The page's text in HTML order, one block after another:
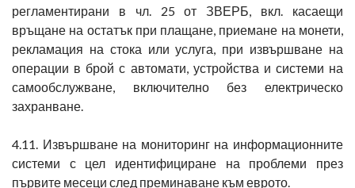
регламентирани в чл. 25 от ЗВЕРБ, вкл. касаещи
връщане на остатък при плащане, приемане на монети,
рекламация на стока или услуга, при извършване на
операции в брой с автомати, устройства и системи на
самообслужване, включително без електрическо
захранване.
4.11. Извършване на мониторинг на информационните
системи с цел идентифициране на проблеми през
първите месеци след преминаване към еврото.